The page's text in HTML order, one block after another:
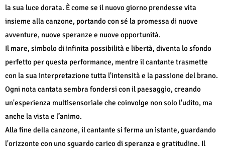
la sua luce dorata. È come se il nuovo giorno prendesse vita
insieme alla canzone, portando con sé la promessa di nuove
avventure, nuove speranze e nuove opportunità.
Il mare, simbolo di infinita possibilità e libertà, diventa lo sfondo
perfetto per questa performance, mentre il cantante trasmette
con la sua interpretazione tutta l'intensità e la passione del brano.
Ogni nota cantata sembra fondersi con il paesaggio, creando
un'esperienza multisensoriale che coinvolge non solo l'udito, ma
anche la vista e l’animo.
Alla fine della canzone, il cantante si ferma un istante, guardando
l'orizzonte con uno sguardo carico di speranza e gratitudine. Il